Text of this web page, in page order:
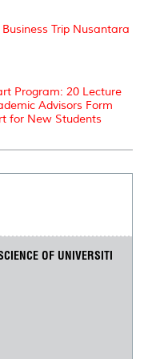
Trip Nusantara
Program: 20 Lecture
Advisors Form
for New Students
OF UNIVERSITI